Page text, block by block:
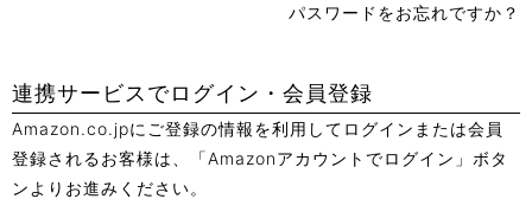
パスワードをお忘れですか？
連携サービスでログイン・会員登録
Amazon.co.jpにご登録の情報を利用してログインまたは会員
登録されるお客様は、「Amazonアカウントでログイン」ボタ
ンよりお進みください。